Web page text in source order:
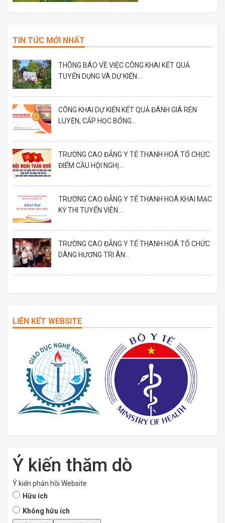
TIN TỨC MỚI NHẤT
THÔNG BÁO VỀ VIỆC CÔNG KHAI KẾT QUẢ
TUYỂN DỤNG VÀ DỰ KIẾN...
CÔNG KHAI DỰ KIẾN KẾT QUẢ ĐÁNH GIÁ RÈN
LUYỆN, CẤP HỌC BỔNG...
TRƯỜNG CAO ĐẲNG Y TẾ THANH HOÁ TỔ CHỨC
ĐIỂM CẦU HỘI NGHỊ...
TRƯỜNG CAO ĐẲNG Y TẾ THANH HOÁ KHAI MẠC
KỲ THI TUYỂN VIÊN...
TRƯỜNG CAO ĐẲNG Y TẾ THANH HOÁ TỔ CHỨC
DÂNG HƯƠNG TRI ÂN...
LIÊN KẾT WEBSITE
Ý kiến thăm dò
Ý kiến phản hồi Website
Hữu ích
Không hữu ích